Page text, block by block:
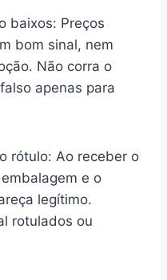
baixos: Preços
bom sinal, nem
Não corra o
apenas para
rótulo: Ao receber o
e o
legítimo.
rotulados ou